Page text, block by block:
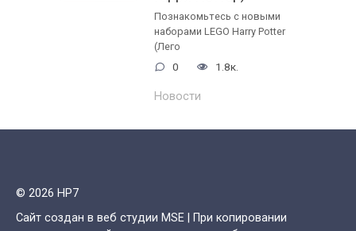
Познакомьтесь с новыми
наборами LEGO Harry Potter
(Лего
0 1.8к.
Новости
© 2026 HP7
Сайт создан в веб студии MSE | При копировании